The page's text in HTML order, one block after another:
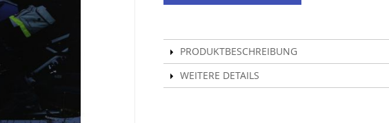
PRODUKTBESCHREIBUNG
WEITERE DETAILS